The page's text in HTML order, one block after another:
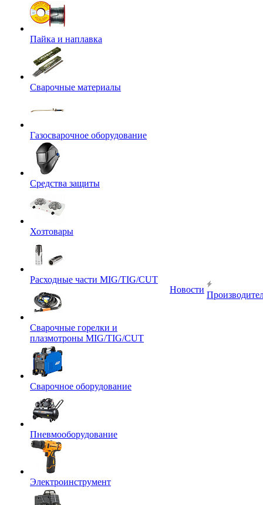
Пайка и наплавка
Сварочные материалы
Газосварочное оборудование
Средства защиты
Хозтовары
Расходные части MIG/TIG/CUT
Сварочные горелки и
плазмотроны MIG/TIG/CUT
Сварочное оборудование
Пневмооборудование
Электроинструмент
Новости